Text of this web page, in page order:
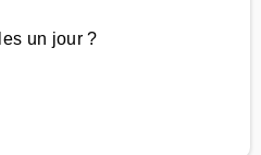
un jour ?